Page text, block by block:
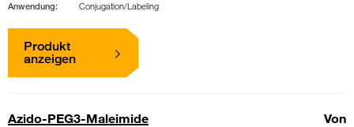
Anwendung:
Conjugation/Labeling
Produkt
anzeigen
Azido-PEG3-Maleimide
Von